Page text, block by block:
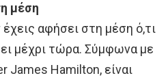
μέση
αφήσει στη μέση ό,τι
μέχρι τώρα. Σύμφωνα με
James Hamilton, είναι